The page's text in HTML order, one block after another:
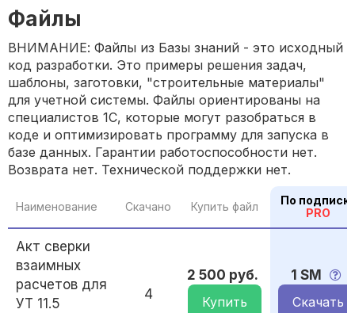
Файлы
ВНИМАНИЕ: Файлы из Базы знаний - это исходный
код разработки. Это примеры решения задач,
шаблоны, заготовки, "строительные материалы"
для учетной системы. Файлы ориентированы на
специалистов 1С, которые могут разобраться в
коде и оптимизировать программу для запуска в
базе данных. Гарантии работоспособности нет.
Возврата нет. Технической поддержки нет.
Наименование Скачано Купить файл
По
PRO
Акт сверки
взаимных
расчетов для
УТ 11.5
4
2 500 руб.
Купить
1 SM
Скачать